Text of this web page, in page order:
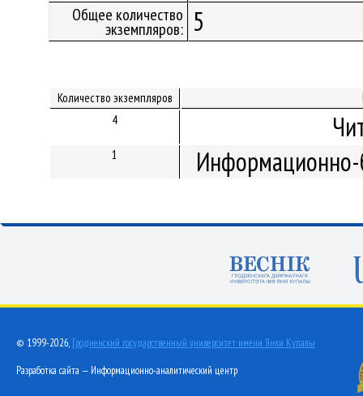
Общее количество
экземпляров: 5
Количество экземпляров
4
1 Информационно-
© 1999-2026, Гродненский государственный университет имени Янки Купалы
Разработка сайта — Информационно-аналитический центр